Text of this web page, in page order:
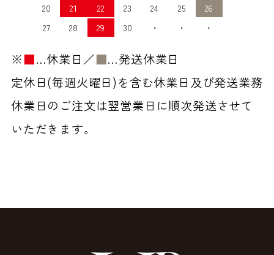
20
21 22 23 24 25
26
27
28 29 30 ・ ・ ・
※■…休業日／■…発送休業日
定休日(毎週火曜日)を含む休業日及び発送業務
休業日のご注文は翌営業日に順次発送させて
いただきます。